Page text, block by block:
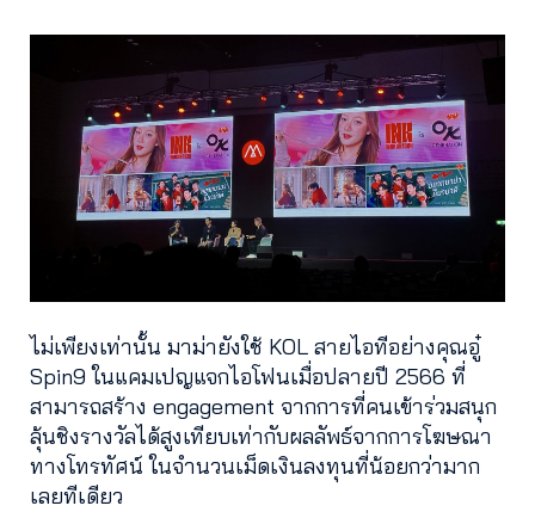
ไม่เพียงเท่านั้น มาม่ายังใช้ KOL สายไอทีอย่างคุณอู๋
Spin9 ในแคมเปญแจกไอโฟนเมื่อปลายปี 2566 ที่
สามารถสร้าง engagement จากการที่คนเข้าร่วมสนุก
ลุ้นชิงรางวัลได้สูงเทียบเท่ากับผลลัพธ์จากการโฆษณา
ทางโทรทัศน์ ในจำนวนเม็ดเงินลงทุนที่น้อยกว่ามาก
เลยทีเดียว